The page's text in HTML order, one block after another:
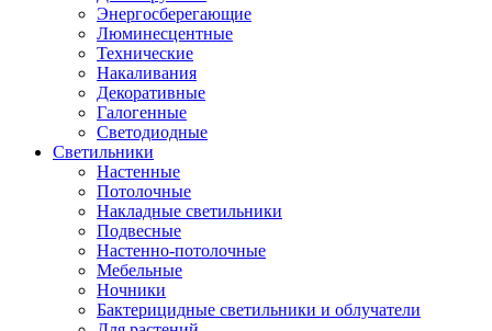
Энергосберегающие
Люминесцентные
Технические
Накаливания
Декоративные
Галогенные
Светодиодные
Светильники
Настенные
Потолочные
Накладные светильники
Подвесные
Настенно-потолочные
Мебельные
Ночники
Бактерицидные светильники и облучатели